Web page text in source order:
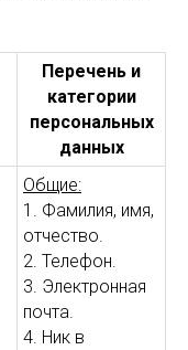
Перечень и
категории
персональных
данных
Общие:
1. Фамилия, имя,
отчество.
2. Телефон.
3. Электронная
почта.
4. Ник в